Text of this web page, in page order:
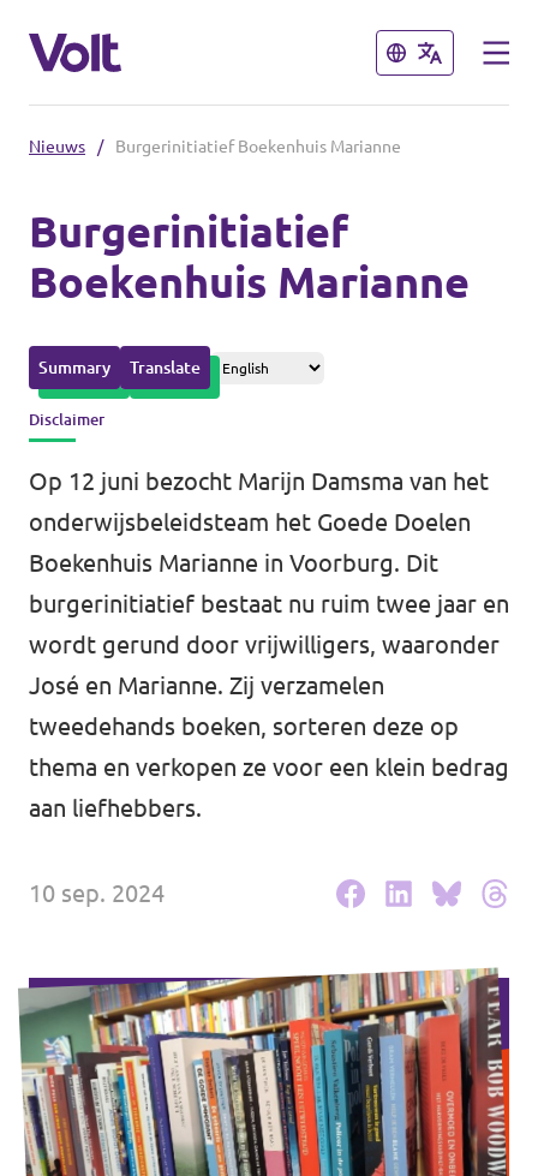
Sluiten
Overzicht fracties en communities
Zuid-Holland
Delft
Rotterdam
Communities
Delft
Gouda
Leiden
Wassenaar
Lansingerland
Afdelingsbesturen
Sluiten
Standpunten
Over Volt
Mensen
Nieuws
Agenda
Nieuws / Burgerinitiatief Boekenhuis Marianne
Burgerinitiatief
Boekenhuis Marianne
Summary Translate
Disclaimer
Op 12 juni bezocht Marijn Damsma van het
onderwijsbeleidsteam het Goede Doelen
Boekenhuis Marianne in Voorburg. Dit
burgerinitiatief bestaat nu ruim twee jaar en
wordt gerund door vrijwilligers, waaronder
José en Marianne. Zij verzamelen
tweedehands boeken, sorteren deze op
thema en verkopen ze voor een klein bedrag
aan liefhebbers.
10 sep. 2024